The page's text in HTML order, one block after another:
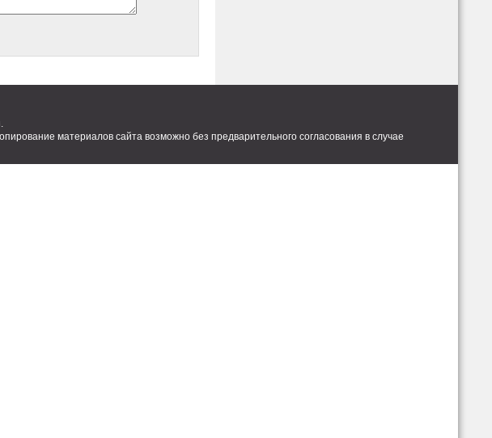
материалов сайта возможно без предварительного согласования в случае